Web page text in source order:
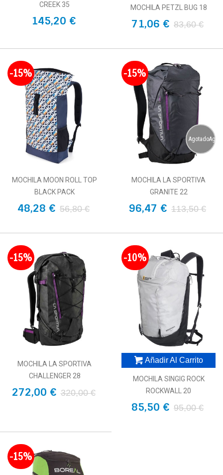
CREEK 35
145,20 €
MOCHILA PETZL BUG 18
71,06 € 83,60 €
-15%
MOCHILA MOON ROLL TOP
BLACK PACK
48,28 € 56,80 €
-15%
MOCHILA LA SPORTIVA
GRANITE 22
96,47 € 113,50 €
-15%
MOCHILA LA SPORTIVA
CHALLENGER 28
272,00 € 320,00 €
-10%
Añadir Al Carrito
MOCHILA SINGIG ROCK
ROCKWALL 20
85,50 € 95,00 €
-15%